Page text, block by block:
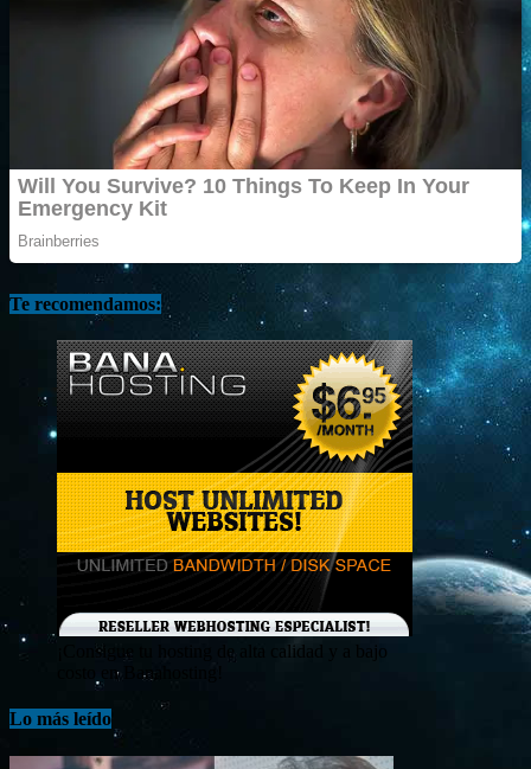
Te recomendamos:
¡Consigue tu hosting de alta calidad y a bajo
costo en Banahosting!
Lo más leído